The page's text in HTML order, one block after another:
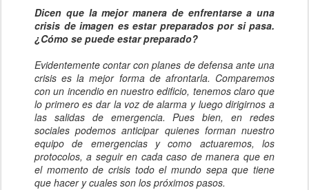
Dicen que la mejor manera de enfrentarse a una
crisis de imagen es estar preparados por si pasa.
¿Cómo se puede estar preparado?
Evidentemente contar con planes de defensa ante una
crisis es la mejor forma de afrontarla. Comparemos
con un incendio en nuestro edificio, tenemos claro que
lo primero es dar la voz de alarma y luego dirigirnos a
las salidas de emergencia. Pues bien, en redes
sociales podemos anticipar quienes forman nuestro
equipo de emergencias y como actuaremos, los
protocolos, a seguir en cada caso de manera que en
el momento de crisis todo el mundo sepa que tiene
que hacer y cuales son los próximos pasos.